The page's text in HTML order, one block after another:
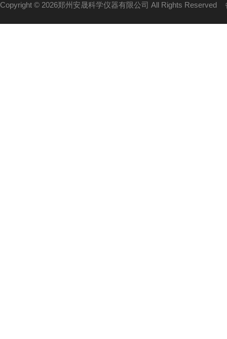
Copyright © 2026郑州安晟科学仪器有限公司 All Rights Reserved